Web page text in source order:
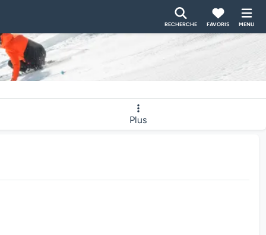
RECHERCHE FAVORIS MENU
Plus